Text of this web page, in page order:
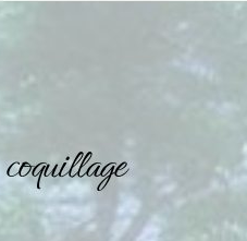
coquillage